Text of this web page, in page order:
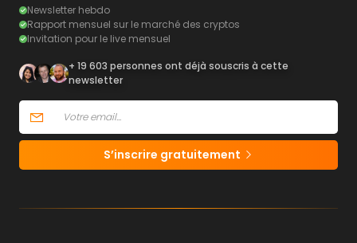
Newsletter hebdo
Rapport mensuel sur le marché des cryptos
Invitation pour le live mensuel
+ 19 603 personnes ont déjà souscris à cette
newsletter
S’inscrire gratuitement